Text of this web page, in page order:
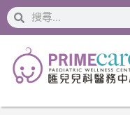
搜
索
搜
索